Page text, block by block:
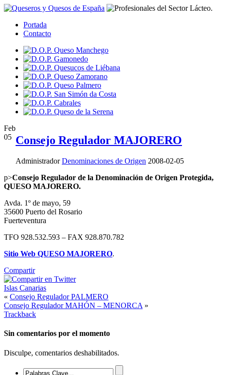
Portada
Contacto
Feb
05 Consejo Regulador MAJORERO
Administrador Denominaciones de Origen 2008-02-05
p>Consejo Regulador de la Denominación de Origen Protegida,
QUESO MAJORERO.
Avda. 1º de mayo, 59
35600 Puerto del Rosario
Fuerteventura
TFO 928.532.593 – FAX 928.870.782
Sitio Web QUESO MAJORERO.
Compartir
Islas Canarias
« Consejo Regulador PALMERO
Consejo Regulador MAHÓN – MENORCA »
Trackback
Sin comentarios por el momento
Disculpe, comentarios deshabilitados.